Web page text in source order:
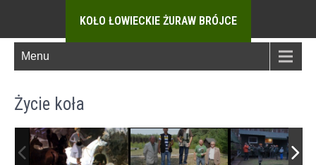
KOŁO ŁOWIECKIE ŻURAW BRÓJCE
Menu
Życie koła